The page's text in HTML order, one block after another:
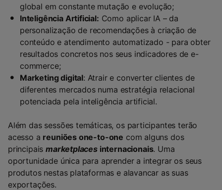
global em constante mutação e evolução;
Inteligência Artificial: Como aplicar IA – da
personalização de recomendações à criação de
conteúdo e atendimento automatizado - para obter
resultados concretos nos seus indicadores de e-
commerce;
Marketing digital: Atrair e converter clientes de
diferentes mercados numa estratégia relacional
potenciada pela inteligência artificial.
Além das sessões temáticas, os participantes terão
acesso a reuniões one-to-one com alguns dos
principaismarketplacesinternacionais. Uma
oportunidade única para aprender a integrar os seus
produtos nestas plataformas e alavancar as suas
exportações.